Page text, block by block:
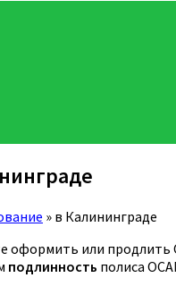
» в Калининграде
оформить или
подлинность полиса